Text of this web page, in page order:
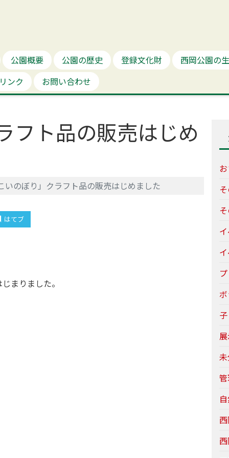
公園概要 公園の歴史 登録文化財
西岡公園の
リンク お問い合わせ
フト品の販売はじめ
いのぼり」クラフト品の販売はじめました
はてブ
まりました。